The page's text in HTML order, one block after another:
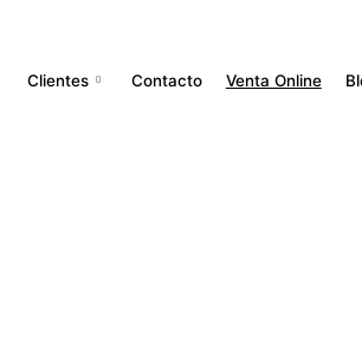
Clientes Contacto Venta Online